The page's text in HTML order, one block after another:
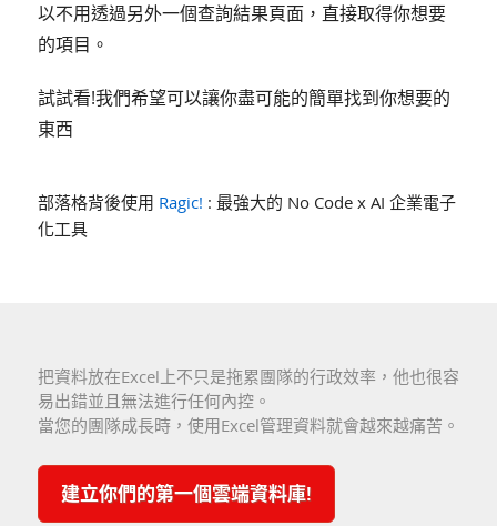
以不用透過另外一個查詢結果頁面，直接取得你想要
的項目。
試試看!我們希望可以讓你盡可能的簡單找到你想要的
東西
部落格背後使用 Ragic! : 最強大的 No Code x AI 企業電子
化工具
把資料放在Excel上不只是拖累團隊的行政效率，他也很容
易出錯並且無法進行任何內控。
當您的團隊成長時，使用Excel管理資料就會越來越痛苦。
建立你們的第一個雲端資料庫!